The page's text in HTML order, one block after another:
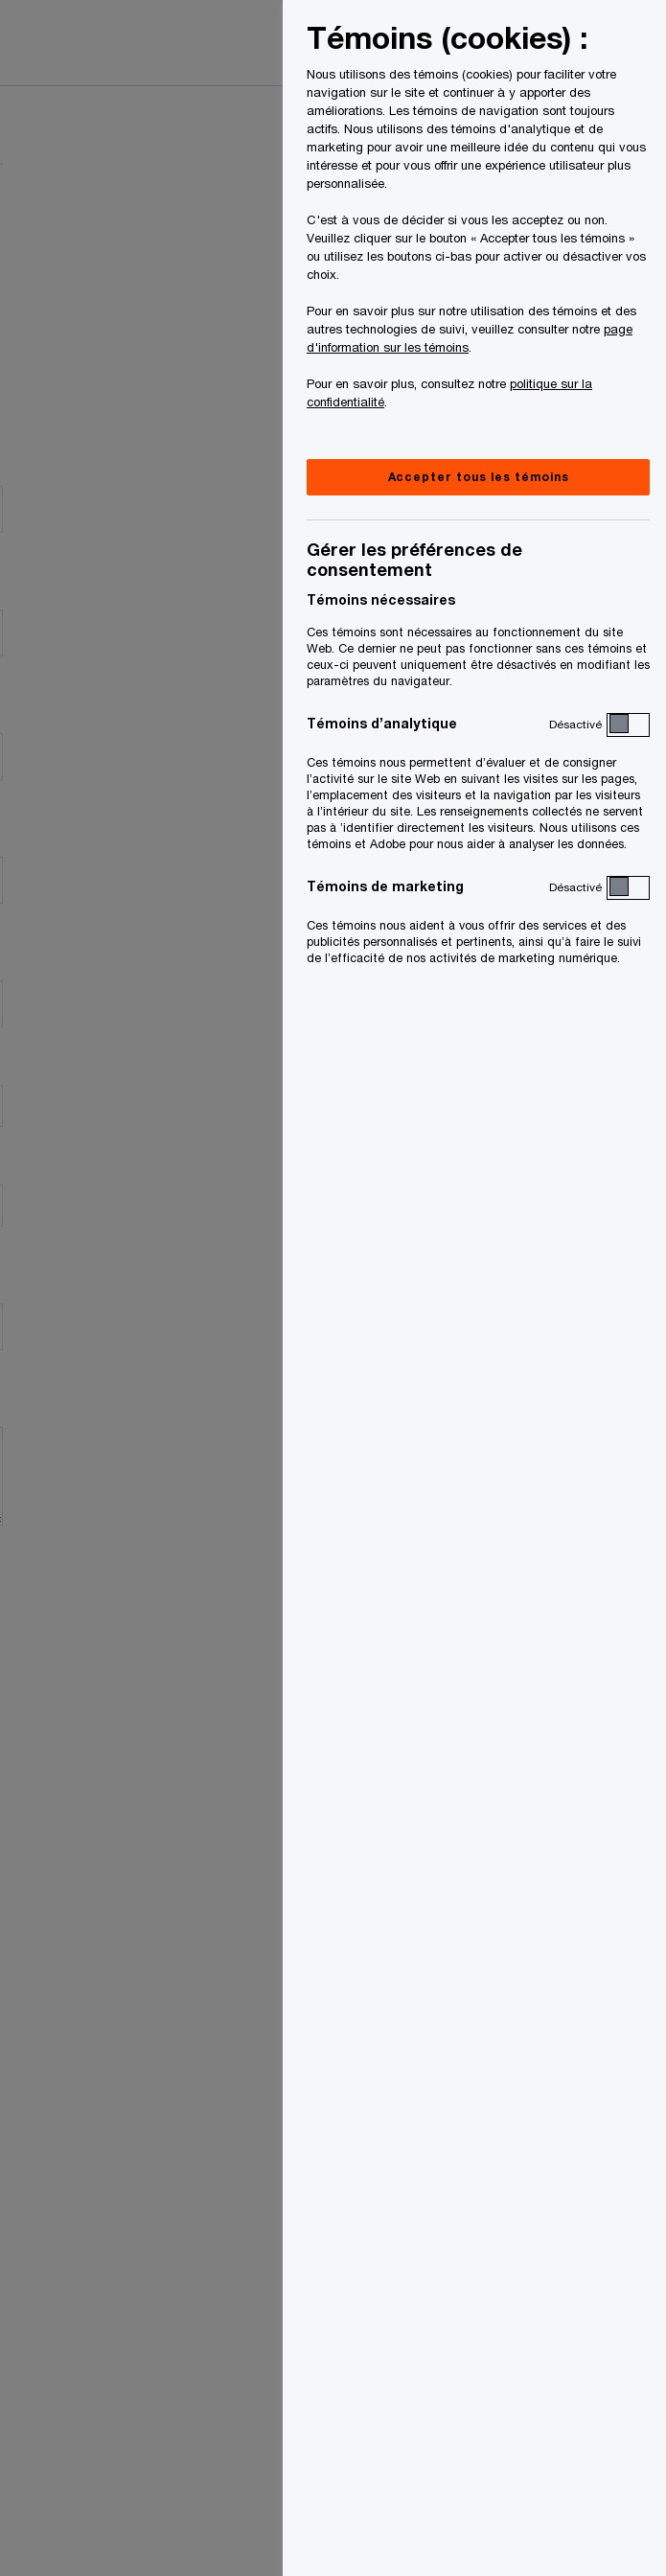
Recherche
Témoins (cookies) :
Nous utilisons des témoins (cookies) pour faciliter votre
navigation sur le site et continuer à y apporter des
améliorations. Les témoins de navigation sont toujours
actifs. Nous utilisons des témoins d'analytique et de
marketing pour avoir une meilleure idée du contenu qui vous
intéresse et pour vous offrir une expérience utilisateur plus
personnalisée.
C'est à vous de décider si vous les acceptez ou non.
Veuillez cliquer sur le bouton « Accepter tous les témoins »
ou utilisez les boutons ci-bas pour activer ou désactiver vos
choix.
Pour en savoir plus sur notre utilisation des témoins et des
autres technologies de suivi, veuillez consulter notre page
d'information sur les témoins
Pour en savoir plus, consultez notre politique sur la
confidentialité
Accepter tous les témoins
Gérer les préférences de
consentement
Témoins nécessaires
Ces témoins sont nécessaires au fonctionnement du site
Web. Ce dernier ne peut pas fonctionner sans ces témoins et
ceux-ci peuvent uniquement être désactivés en modifiant les
paramètres du navigateur.
Témoins d’analytique Désactivé
Ces témoins nous permettent d’évaluer et de consigner
l’activité sur le site Web en suivant les visites sur les pages,
l’emplacement des visiteurs et la navigation par les visiteurs
à l’intérieur du site. Les renseignements collectés ne servent
pas à ’identifier directement les visiteurs. Nous utilisons ces
témoins et Adobe pour nous aider à analyser les données.
Témoins de marketing Désactivé
Ces témoins nous aident à vous offrir des services et des
publicités personnalisés et pertinents, ainsi qu’à faire le suivi
de l’efficacité de nos activités de marketing numérique.